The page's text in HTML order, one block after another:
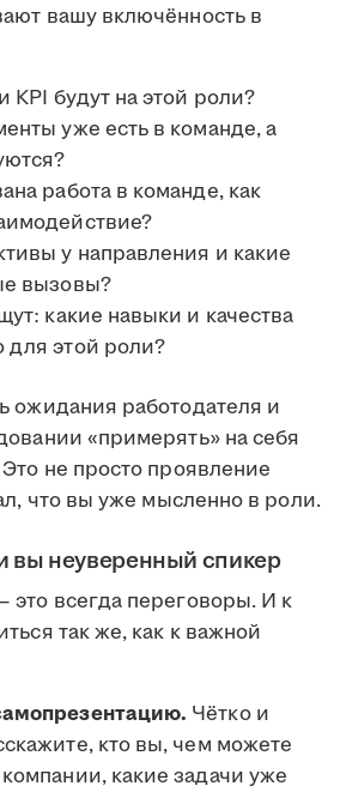
вашу включённость в
KPI будут на этой роли?
уже есть в команде, а
работа в команде, как
у направления и какие
вызовы?
какие навыки и качества
этой роли?
ожидания работодателя и
«примерять» на себя
не просто проявление
что вы уже мысленно в роли.
вы неуверенный спикер
это всегда переговоры. И к
так же, как к важной
Чётко и
кто вы, чем можете
какие задачи уже